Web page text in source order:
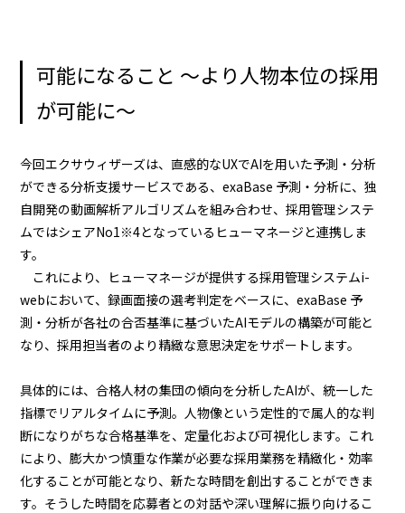
可能になること ～より人物本位の採用
が可能に～
今回エクサウィザーズは、直感的なUXでAIを用いた予測・分析
ができる分析支援サービスである、exaBase 予測・分析に、独
自開発の動画解析アルゴリズムを組み合わせ、採用管理システ
ムではシェアNo1※4となっているヒューマネージと連携しま
す。
これにより、ヒューマネージが提供する採用管理システムi-
webにおいて、録画面接の選考判定をベースに、exaBase 予
測・分析が各社の合否基準に基づいたAIモデルの構築が可能と
なり、採用担当者のより精緻な意思決定をサポートします。
具体的には、合格人材の集団の傾向を分析したAIが、統一した
指標でリアルタイムに予測。人物像という定性的で属人的な判
断になりがちな合格基準を、定量化および可視化します。これ
により、膨大かつ慎重な作業が必要な採用業務を精緻化・効率
化することが可能となり、新たな時間を創出することができま
す。そうした時間を応募者との対話や深い理解に振り向けるこ